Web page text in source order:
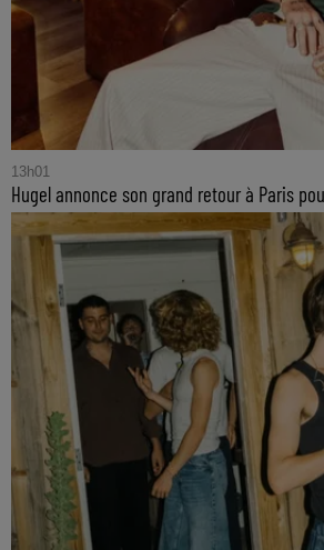
13h01
Hugel annonce son grand retour à Paris